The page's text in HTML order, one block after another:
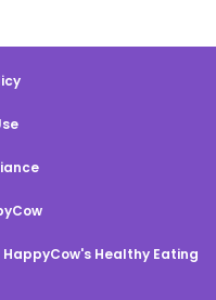
Healthy Eating